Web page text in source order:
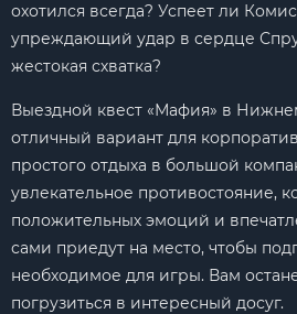
охотился всегда? Успеет ли
упреждающий удар в сердце
жестокая схватка?
Выездной квест «Мафия» в
отличный вариант для
простого отдыха в большой
увлекательное противостояние,
положительных эмоций и
сами приедут на место, чтобы
необходимое для игры. Вам
погрузиться в интересный досуг.